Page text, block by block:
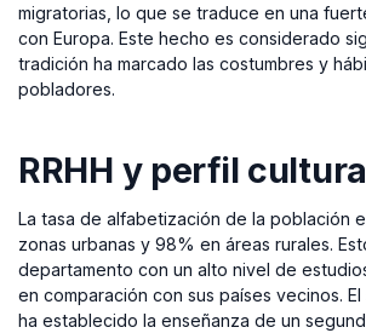
migratorias, lo que se traduce en una
con Europa. Este hecho es considerado
tradición ha marcado las costumbres y
pobladores.
RRHH y perfil
La tasa de alfabetización de la población
zonas urbanas y 98% en áreas rurales.
departamento con un alto nivel de
en comparación con sus países vecinos.
ha establecido la enseñanza de un